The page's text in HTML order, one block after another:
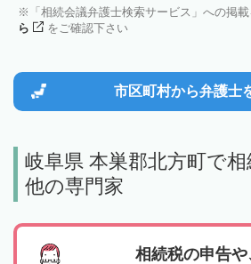
「相続会議弁護士検索サービス」への掲
ら
をご確認下さい
市区町村から弁護士
岐阜県 本巣郡北方町で
他の専門家
相続税の申告や